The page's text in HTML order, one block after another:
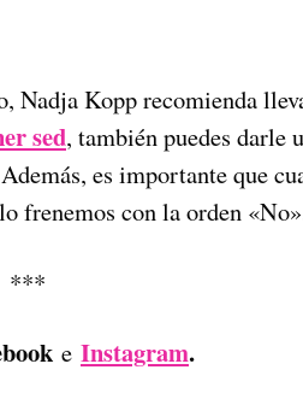
Nadja Kopp recomienda
sed, también puedes darle
es importante que
frenemos con la orden
***
e Instagram.